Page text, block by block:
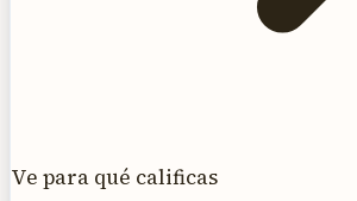
Ve para qué calificas